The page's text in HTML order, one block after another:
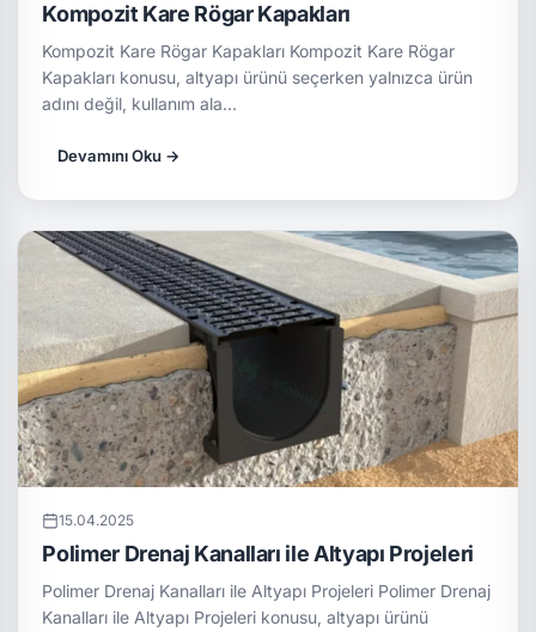
Kompozit Kare Rögar Kapakları
Kompozit Kare Rögar Kapakları Kompozit Kare Rögar
Kapakları konusu, altyapı ürünü seçerken yalnızca ürün
adını değil, kullanım ala…
Devamını Oku →
15.04.2025
Polimer Drenaj Kanalları ile Altyapı Projeleri
Polimer Drenaj Kanalları ile Altyapı Projeleri Polimer Drenaj
Kanalları ile Altyapı Projeleri konusu, altyapı ürünü